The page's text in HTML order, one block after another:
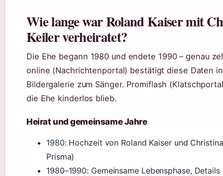
Wie lange war Roland Kaiser mit
Keiler verheiratet?
Die Ehe begann 1980 und endete 1990 – genau
online (Nachrichtenportal) bestätigt diese Daten
Bildergalerie zum Sänger. Promiflash
die Ehe kinderlos blieb.
Heirat und gemeinsame Jahre
1980: Hochzeit von Roland Kaiser und
Prisma)
1980–1990: Gemeinsame Lebensphase, Details